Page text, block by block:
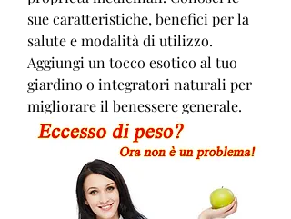
sue caratteristiche, benefici per la
salute e modalità di utilizzo.
Aggiungi un tocco esotico al tuo
giardino o integratori naturali per
migliorare il benessere generale.